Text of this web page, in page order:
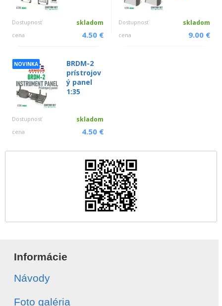
Dostupnosť skladom
cena 4.50 €
Dostupnosť skladom
cena 9.00 €
NOVINKA
BRDM-2
prístrojov
ý panel
1:35
Dostupnosť skladom
cena 4.50 €
Informácie
Návody
Foto galéria